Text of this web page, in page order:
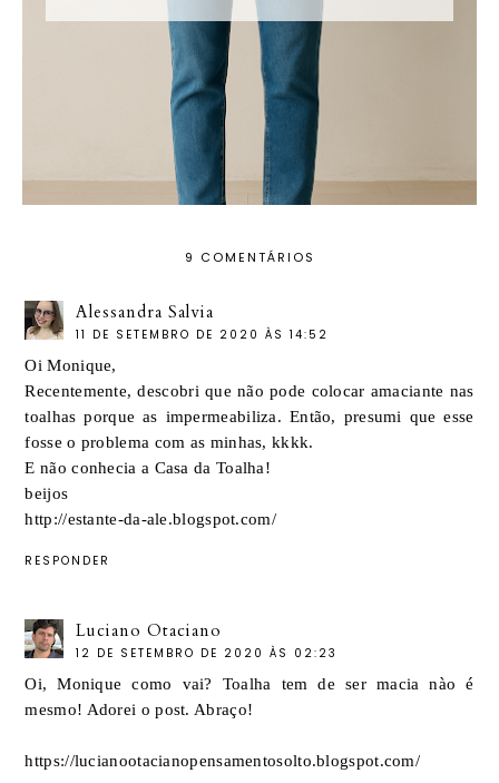
9 COMENTÁRIOS
Alessandra Salvia
11 DE SETEMBRO DE 2020 ÀS 14:52
Oi Monique,
Recentemente, descobri que não pode colocar amaciante nas
toalhas porque as impermeabiliza. Então, presumi que esse
fosse o problema com as minhas, kkkk.
E não conhecia a Casa da Toalha!
beijos
http://estante-da-ale.blogspot.com/
RESPONDER
Luciano Otaciano
12 DE SETEMBRO DE 2020 ÀS 02:23
Oi, Monique como vai? Toalha tem de ser macia nào é
mesmo! Adorei o post. Abraço!
https://lucianootacianopensamentosolto.blogspot.com/